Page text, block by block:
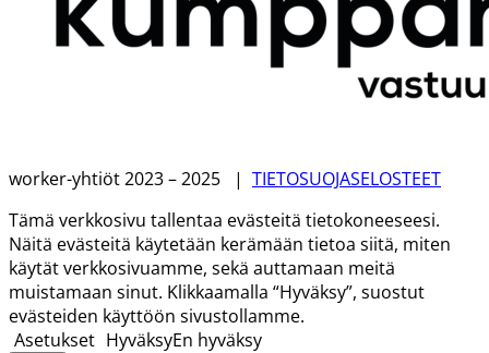
worker-yhtiöt 2023 – 2025 | TIETOSUOJASELOSTEET
Tämä verkkosivu tallentaa evästeitä tietokoneeseesi.
Näitä evästeitä käytetään kerämään tietoa siitä, miten
käytät verkkosivuamme, sekä auttamaan meitä
muistamaan sinut. Klikkaamalla “Hyväksy”, suostut
evästeiden käyttöön sivustollamme.
Asetukset HyväksyEn hyväksy